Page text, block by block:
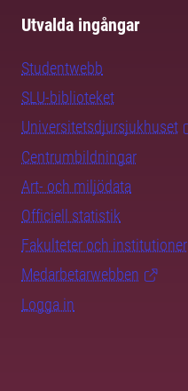
Utvalda ingångar
Studentwebb
SLU-biblioteket
Universitetsdjursjukhuset
Centrumbildningar
Art- och miljödata
Officiell statistik
Fakulteter och institutioner
Medarbetarwebben
Logga in